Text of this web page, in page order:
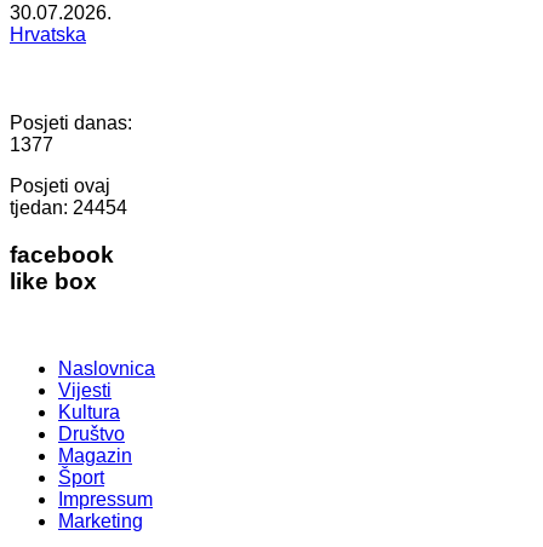
30.07.2026.
Hrvatska
Posjeti danas:
1377
Posjeti ovaj
tjedan: 24454
facebook
like box
Naslovnica
Vijesti
Kultura
Društvo
Magazin
Šport
Impressum
Marketing